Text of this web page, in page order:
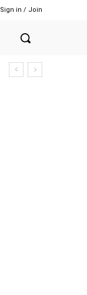
Sign in / Join